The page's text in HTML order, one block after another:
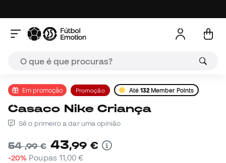
Em promoção Promoção Até 132 Member Points
Casaco Nike Criança
Sê o primeiro a dar uma opinião
54,99 € 43,99 €
-20% Poupas 11,00 €